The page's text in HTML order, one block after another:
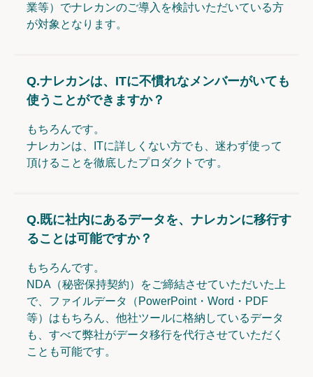
業等）でナレカンのご導入を検討いただいている方
が対象となります。
Q.ナレカンは、ITに不慣れなメンバーがいても
使うことができますか？
もちろんです。
ナレカンは、ITに詳しくない方でも、迷わず使って
頂けることを徹底したプロダクトです。
Q.既に社内にあるデータを、ナレカンに移行す
ることは可能ですか？
もちろんです。
NDA（秘密保持契約）をご締結させていただいた上
で、ファイルデータ（PowerPoint・Word・PDF
等）はもちろん、他社ツールに格納しているデータ
も、すべて弊社がデータ移行を代行させていただく
ことも可能です。